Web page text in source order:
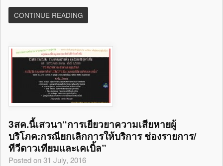
CONTINUE READING
3สค.นี้เสวนา“การเยียวยาความเสียหายผู้
บริโภค:กรณียกเลิกการให้บริการ ช่องรายการ/
ทีวีดาวเทียมและเคเบิ้ล”
Posted on 31 July, 2016